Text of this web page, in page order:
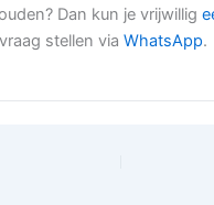
Dan kun je vrijwillig
stellen viaWhatsApp.